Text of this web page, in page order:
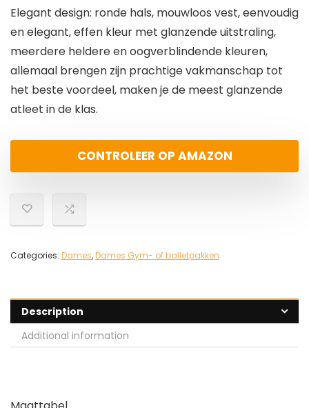
Elegant design: ronde hals, mouwloos vest, eenvoudig
en elegant, effen kleur met glanzende uitstraling,
meerdere heldere en oogverblindende kleuren,
allemaal brengen zijn prachtige vakmanschap tot
het beste voordeel, maken je de meest glanzende
atleet in de klas.
CONTROLEER OP AMAZON
Categories: Dames,Dames Gym- of balletpakken
Description
Additional information